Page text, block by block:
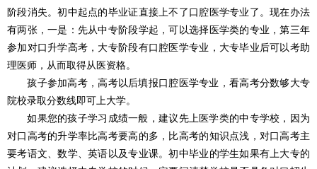
阶段消失。初中起点的毕业证直接上不了口腔医学专业了。现在办法
有两张，一是：先从中专阶段学起，可以选择医学类的专业，第三年
参加对口升学高考，大专阶段有口腔医学专业，大专毕业后可以考助
理医师，从而取得从医资格。
孩子参加高考，高考以后填报口腔医学专业，看高考分数够大专
院校录取分数线即可上大学。
如果您的孩子学习成绩一般，建议先上医学类的中专学校，因为
对口高考的升学率比高考要高的多，比高考的知识点浅，对口高考主
要考语文、数学、英语以及专业课。初中毕业的学生如果有上大专的